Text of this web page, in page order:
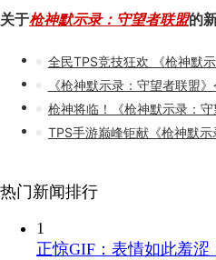
关于枪神默示录：守望者联盟的
全民TPS竞技狂欢 《枪神默
《枪神默示录：守望者联盟
热门新闻排行
1
正惊GIF：表情如此羞